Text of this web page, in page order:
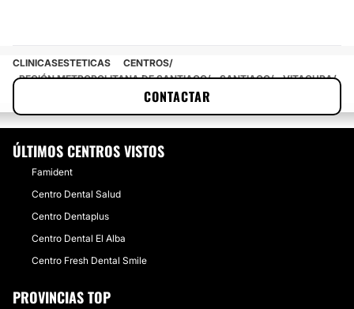
CONTACTAR
CLINICASESTETICAS
CENTROS
REGIÓN METROPOLITANA DE SANTIAGO
SANTIAGO
VITACURA
ÚLTIMOS CENTROS VISTOS
Famident
Centro Dental Salud
Centro Dentaplus
Centro Dental El Alba
Centro Fresh Dental Smile
PROVINCIAS TOP